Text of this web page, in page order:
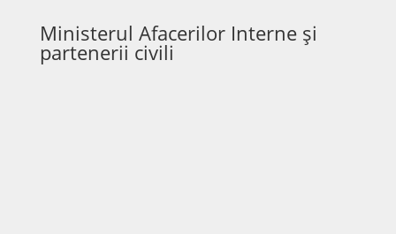
Ministerul Afacerilor Interne și
partenerii civili